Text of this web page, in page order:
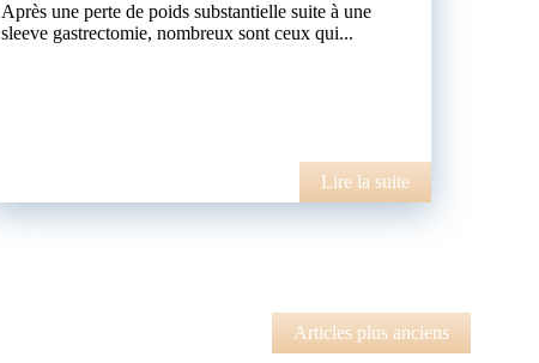
Après une perte de poids substantielle suite à une
sleeve gastrectomie, nombreux sont ceux qui...
Lire la suite
Articles plus anciens